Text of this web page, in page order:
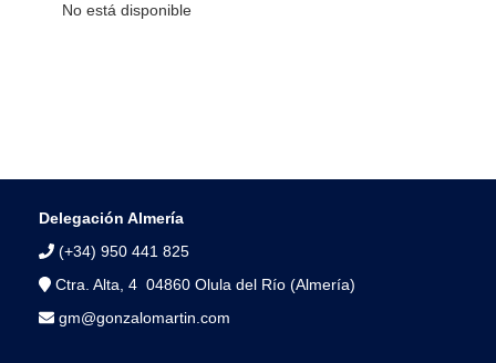
No está disponible
Delegación Almería
(+34) 950 441 825
Ctra. Alta, 4 04860 Olula del Río (Almería)
gm@gonzalomartin.com